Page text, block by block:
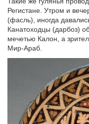
Регистане. Утром и
(фасль), иногда
Канатоходцы (дарбоз)
мечетью Калон, а
Мир-Араб.